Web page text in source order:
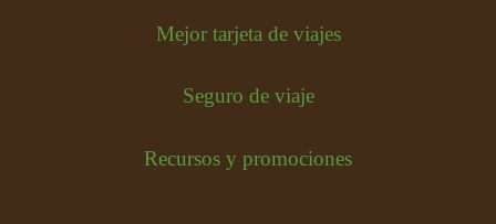
Mejor tarjeta de viajes
Seguro de viaje
Recursos y promociones